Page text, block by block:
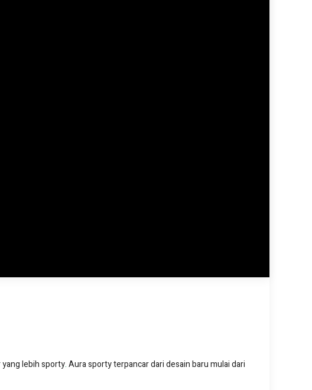
yang lebih sporty.Aura sporty terpancar dari desain baru mulai dari